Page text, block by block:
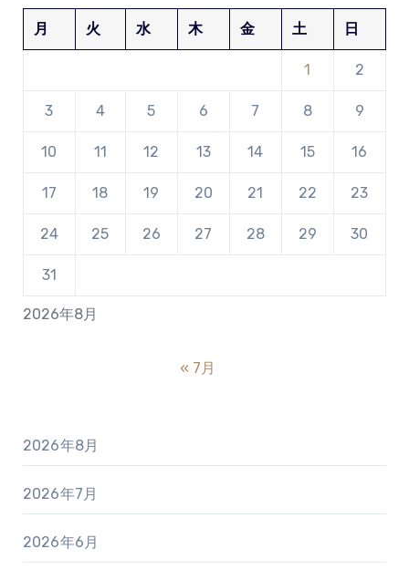
2026年8月
月 火 水 木 金 土 日
1 2
3 4 5 6 7 8 9
10 11 12 13 14 15 16
17 18 19 20 21 22 23
24 25 26 27 28 29 30
31
« 7月
2026年8月
2026年7月
2026年6月